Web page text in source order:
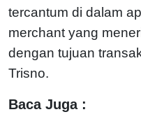
tercantum di dalam
merchant yang
dengan tujuan
Trisno.
Baca Juga :